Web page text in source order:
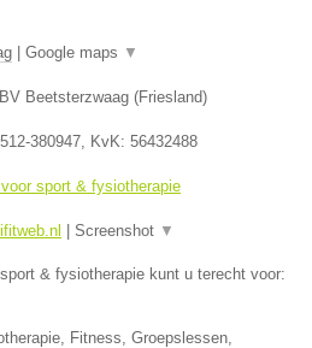
Google maps ▼
Beetsterzwaag (Friesland)
380947 , KvK: 56432488
sport & fysiotherapie
Screenshot ▼
& fysiotherapie kunt u terecht voor:
Fitness, Groepslessen,